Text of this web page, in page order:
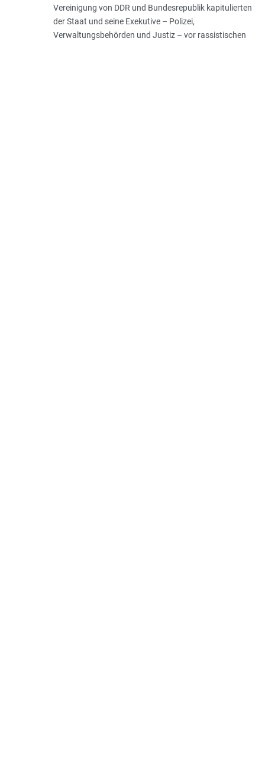
Vereinigung von DDR und Bundesrepublik kapitulierten
der Staat und seine Exekutive – Polizei,
Verwaltungsbehörden und Justiz – vor rassistischen